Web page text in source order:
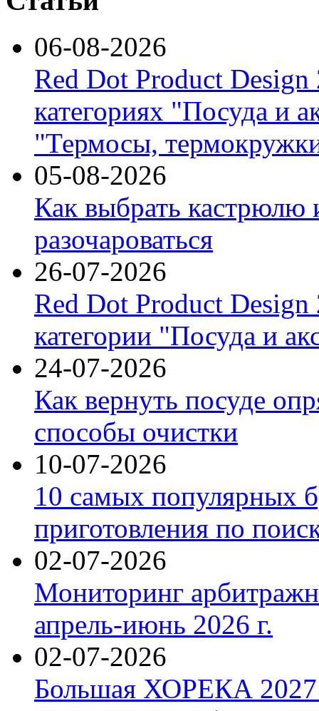
06-08-2026
Red Dot Product Design
категориях "Посуда и
"Термосы,
05-08-2026
Как выбрать кастрюлю
разочароваться
26-07-2026
Red Dot Product Design
категории "Посуда и
24-07-2026
Как вернуть посуде
способы очистки
10-07-2026
10 самых популярных
приготовления по
02-07-2026
Мониторинг
апрель-июнь 2026 г.
02-07-2026
Большая ХОРЕКА 2027: